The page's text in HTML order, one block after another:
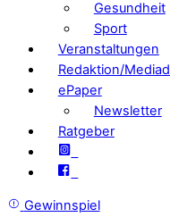
Gesundheit
Sport
Veranstaltungen
Redaktion/
ePaper
Newsletter
Ratgeber
Gewinnspiel